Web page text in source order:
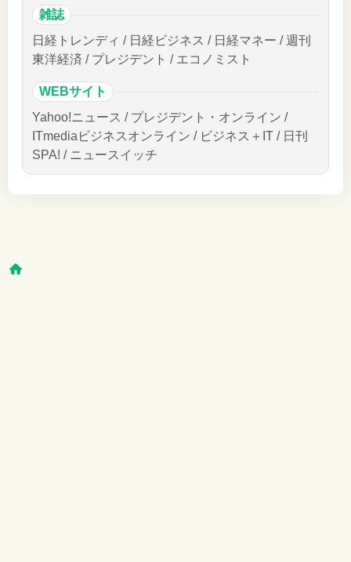
雑誌
日経トレンディ / 日経ビジネス / 日経マネー / 週刊
東洋経済 / プレジデント / エコノミスト
WEBサイト
Yahoo!ニュース / プレジデント・オンライン /
ITmediaビジネスオンライン / ビジネス＋IT / 日刊
SPA! / ニュースイッチ